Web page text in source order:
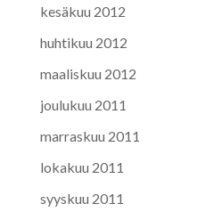
kesäkuu 2012
huhtikuu 2012
maaliskuu 2012
joulukuu 2011
marraskuu 2011
lokakuu 2011
syyskuu 2011